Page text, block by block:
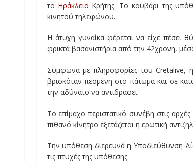
το Ηράκλειο Κρήτης. Το κουβάρι της
κινητού τηλεφώνου.
Η άτυχη γυναίκα φέρεται να είχε πέσει
φρικτά βασανιστήρια από την 42χρονη,
Σύμφωνα με πληροφορίες του Cretalive,
βρισκόταν πεσμένη στο πάτωμα και σε
την αδύνατο να αντιδράσει.
Το επίμαχο περιστατικό συνέβη στις
πιθανό κίνητρο εξετάζεται η ερωτική
Την υπόθεση διερευνά η Υποδιεύθυνση
τις πτυχές της υπόθεσης.